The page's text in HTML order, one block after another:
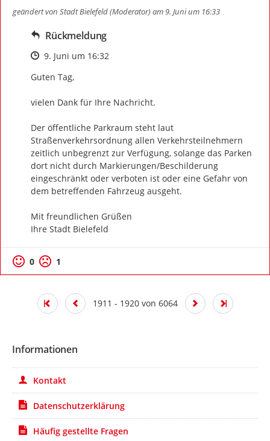
geändert von Stadt Bielefeld (Moderator)am 9. Juni um 16:33
Rückmeldung
Zeitpunkt des Erstellens
9. Juni um 16:32
Guten Tag,
vielen Dank für Ihre Nachricht.
Der öffentliche Parkraum steht laut
Straßenverkehrsordnung allen Verkehrsteilnehmern
zeitlich unbegrenzt zur Verfügung, solange das Parken
dort nicht durch Markierungen/Beschilderung
eingeschränkt oder verboten ist oder eine Gefahr von
dem betreffenden Fahrzeug ausgeht.
Mit freundlichen Grüßen
Ihre Stadt Bielefeld
0 1
1911 - 1920 von 6064
Informationen
Kontakt
Datenschutzerklärung
Häufig gestellte Fragen